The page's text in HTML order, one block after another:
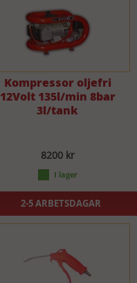
Kompressor oljefri
12Volt 135l/min 8bar
3l/tank
8200 kr
2-5 ARBETSDAGAR